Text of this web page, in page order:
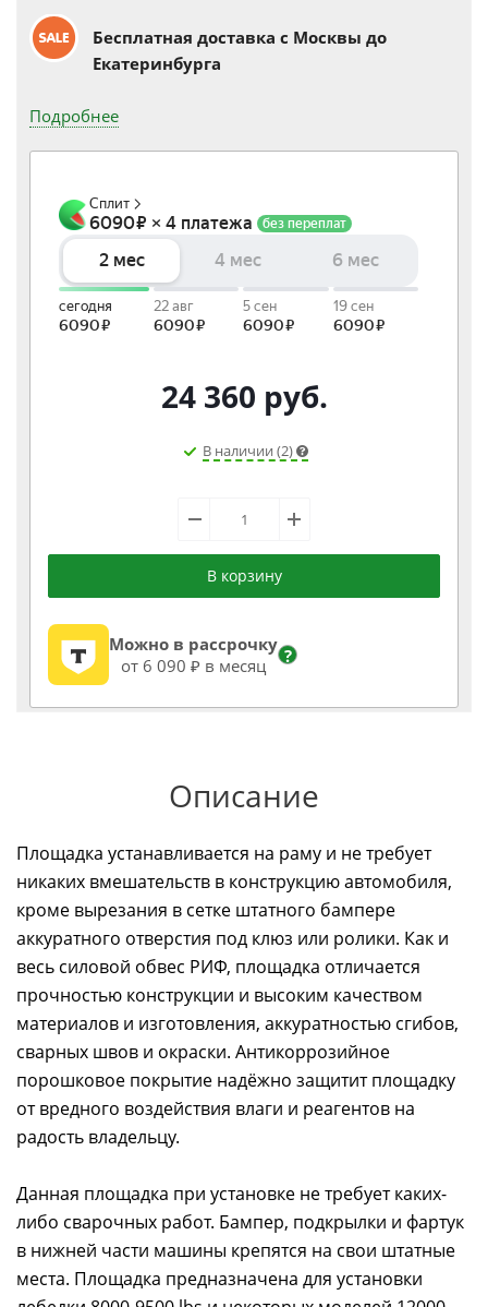
Бесплатная доставка c Москвы до
Екатеринбурга
Подробнее
24 360 руб.
В наличии (2)
В корзину
Можно в рассрочку
от 6 090 ₽ в месяц
?
Описание
Площадка устанавливается на раму и не требует
никаких вмешательств в конструкцию автомобиля,
кроме вырезания в сетке штатного бампере
аккуратного отверстия под клюз или ролики. Как и
весь силовой обвес РИФ, площадка отличается
прочностью конструкции и высоким качеством
материалов и изготовления, аккуратностью сгибов,
сварных швов и окраски. Антикоррозийное
порошковое покрытие надёжно защитит площадку
от вредного воздействия влаги и реагентов на
радость владельцу.
Данная площадка при установке не требует каких-
либо сварочных работ. Бампер, подкрылки и фартук
в нижней части машины крепятся на свои штатные
места. Площадка предназначена для установки